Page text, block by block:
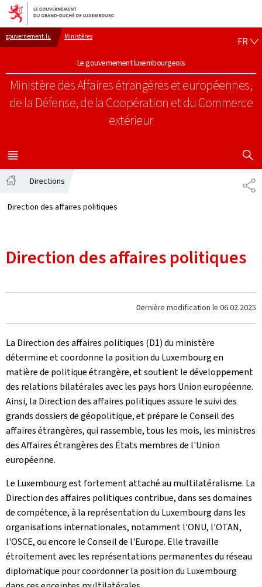
Aller au menu principal
Aller au contenu
gouvernement.lu Ministères
Le gouvernement luxembourgeois
Ministère des Affaires étrangères et européennes,
de la Défense, de la Coopération et du Commerce
extérieur
FR
MENU
PRINCIPAL
Directions
Direction des affaires politiques
Direction des affaires politiques
Dernière modification le 06.02.2025
La Direction des affaires politiques (D1) du ministère
détermine et coordonne la position du Luxembourg en
matière de politique étrangère, et soutient le développement
des relations bilatérales avec les pays hors Union européenne.
Ainsi, la Direction des affaires politiques assure le suivi des
grands dossiers de géopolitique, et prépare le Conseil des
affaires étrangères, qui rassemble, tous les mois, les ministres
des Affaires étrangères des États membres de l'Union
européenne.
Le Luxembourg est fortement attaché au multilatéralisme. La
Direction des affaires politiques contribue, dans ses domaines
de compétence, à la représentation du Luxembourg dans les
organisations internationales, notamment l'ONU, l'OTAN,
l'OSCE, ou encore le Conseil de l'Europe. Elle travaille
étroitement avec les représentations permanentes du réseau
diplomatique pour coordonner la position du Luxembourg